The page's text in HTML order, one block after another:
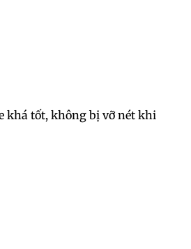
khá tốt, không bị vỡ nét khi